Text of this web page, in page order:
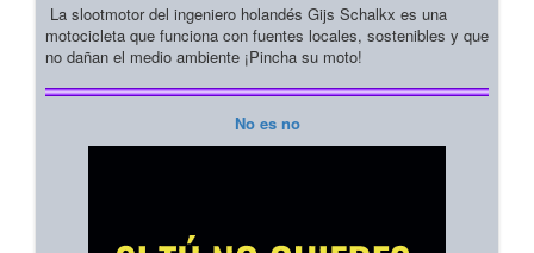
La slootmotor del ingeniero holandés Gijs Schalkx es una
motocicleta que funciona con fuentes locales, sostenibles y que
no dañan el medio ambiente ¡Pincha su moto!
No es no